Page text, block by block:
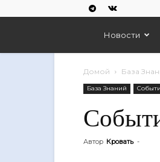
Empires
And
Puzzles
Новости
Домой База
База Знаний
Автор Кровать -